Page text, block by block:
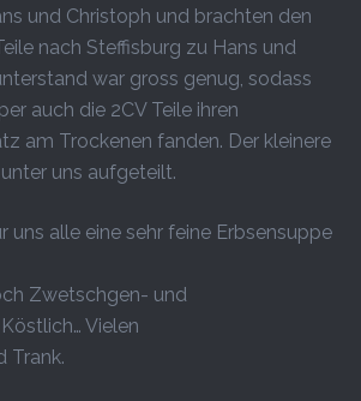
und Christoph und brachten den
nach Steffisburg zu Hans und
war gross genug, sodass
auch die 2CV Teile ihren
am Trockenen fanden. Der kleinere
uns aufgeteilt.
uns alle eine sehr feine Erbsensuppe
Zwetschgen- und
Vielen
Trank.